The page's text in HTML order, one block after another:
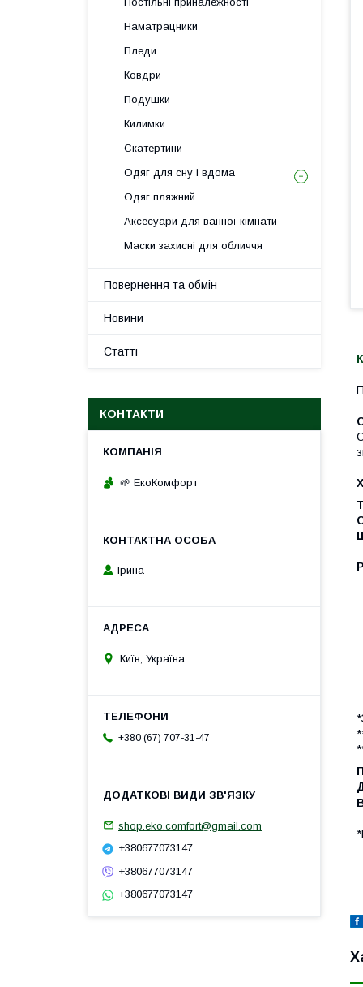
Наматрацники
Пледи
Ковдри
Подушки
Килимки
Скатертини
Одяг для сну і вдома
Одяг пляжний
Аксесуари для ванної кімнати
Маски захисні для обличчя
Повернення та обмін
Новини
Статті
КОНТАКТИ
🌱 ЕкоКомфорт
Ірина
Київ, Україна
+380 (67) 707-31-47
shop.eko.comfort@gmail.com
+380677073147
+380677073147
+380677073147